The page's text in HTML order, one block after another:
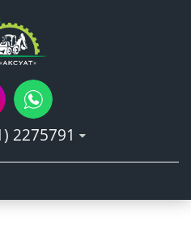
2275791